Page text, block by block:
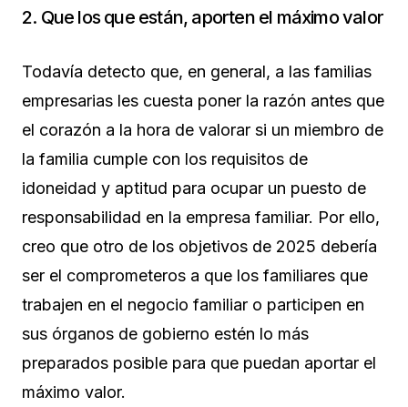
2. Que los que están, aporten el máximo valor
Todavía detecto que, en general, a las familias
empresarias les cuesta poner la razón antes que
el corazón a la hora de valorar si un miembro de
la familia cumple con los requisitos de
idoneidad y aptitud para ocupar un puesto de
responsabilidad en la empresa familiar. Por ello,
creo que otro de los objetivos de 2025 debería
ser el comprometeros a que los familiares que
trabajen en el negocio familiar o participen en
sus órganos de gobierno estén lo más
preparados posible para que puedan aportar el
máximo valor.